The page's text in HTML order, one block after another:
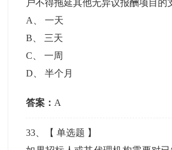
户不得拖延其他无异议报酬项目的
A
、一天
B
三天
C 、一周
D 、半个月
答案： A
33 、【单选题 】